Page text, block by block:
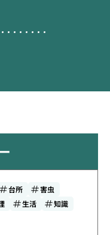
台所
害虫
生活
知識